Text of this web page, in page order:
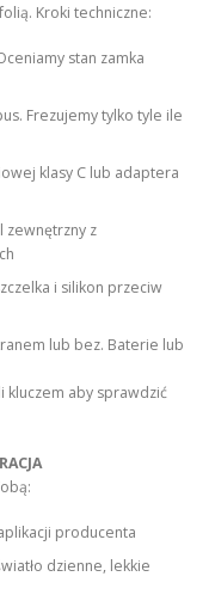
Kroki techniczne:
stan zamka
Frezujemy tylko tyle ile
klasy C lub adaptera
zewnętrzny z
i silikon przeciw
lub bez. Baterie lub
kluczem aby sprawdzić
producenta
dzienne, lekkie